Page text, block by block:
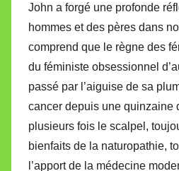
John a forgé une profonde
hommes et des pères dans
comprend que le règne des
du féministe obsessionnel
passé par l’aiguise de sa
cancer depuis une quinzaine
plusieurs fois le scalpel,
bienfaits de la naturopathie,
l’apport de la médecine